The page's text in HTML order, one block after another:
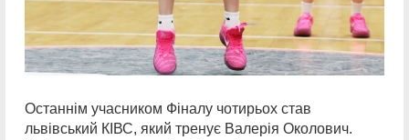
Останнім учасником Фіналу чотирьох став
львівський КІВС, який тренує Валерія Околович.